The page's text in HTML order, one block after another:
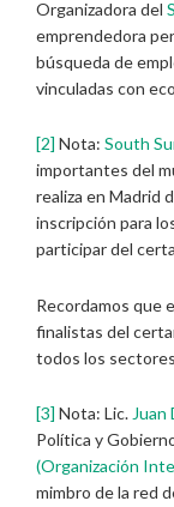
Organizadora del
emprendedora
búsqueda de
vinculadas con
[2] Nota: South
importantes del
realiza en Madrid
inscripción para
participar del
Recordamos que
finalistas del
todos los
[3] Nota: Lic. Juan
Política y
(Organización
mimbro de la red